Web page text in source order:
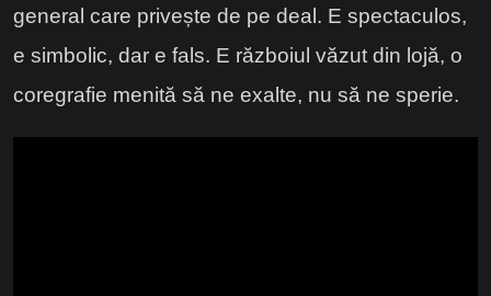
general care privește de pe deal. E spectaculos,
e simbolic, dar e fals. E războiul văzut din lojă, o
coregrafie menită să ne exalte, nu să ne sperie.